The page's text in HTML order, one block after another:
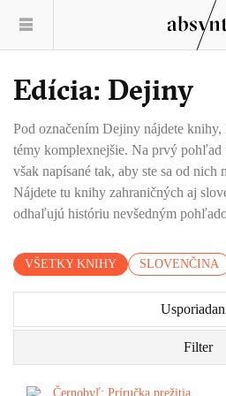
Edícia: Dejiny
Pod označením Dejiny nájdete
témy komplexnejšie. Na prvý pohľad
však napísané tak, aby ste sa od nich
Nájdete tu knihy zahraničných aj
odhaľujú históriu nevšedným
VŠETKY KNIHY SLOVENČINA
Filter